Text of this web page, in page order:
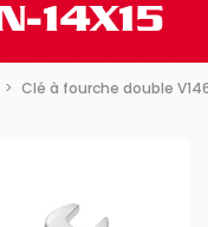
14X15
Clé à fourche double